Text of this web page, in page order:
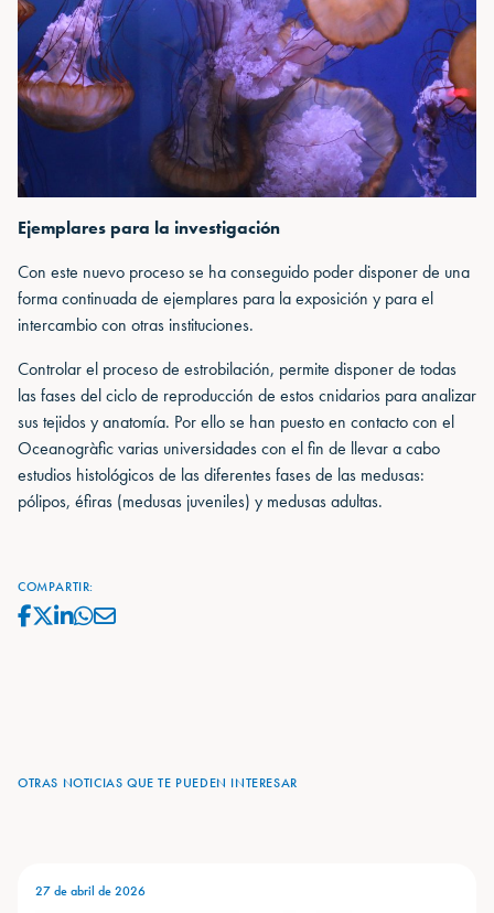
Ejemplares para la investigación
Con este nuevo proceso se ha conseguido poder disponer de una
forma continuada de ejemplares para la exposición y para el
intercambio con otras instituciones.
Controlar el proceso de estrobilación, permite disponer de todas
las fases del ciclo de reproducción de estos cnidarios para analizar
sus tejidos y anatomía. Por ello se han puesto en contacto con el
Oceanogràfic varias universidades con el fin de llevar a cabo
estudios histológicos de las diferentes fases de las medusas:
pólipos, éfiras (medusas juveniles) y medusas adultas.
COMPARTIR:
OTRAS NOTICIAS QUE TE PUEDEN INTERESAR
27 de abril de 2026